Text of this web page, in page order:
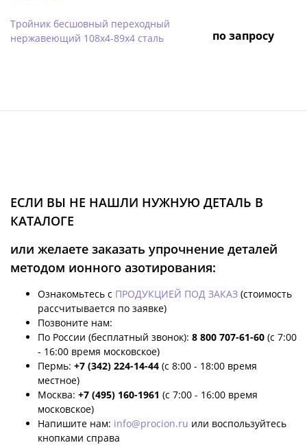
Тройник бесшовный переходный
нержавеющий 108х4-89х4 сталь
по запросу
ЕСЛИ ВЫ НЕ НАШЛИ НУЖНУЮ ДЕТАЛЬ В
КАТАЛОГЕ
или желаете заказать упрочнение деталей
методом ионного азотирования:
Ознакомьтесь с ПРОДУКЦИЕЙ ПОД ЗАКАЗ (стоимость
рассчитывается по заявке)
Позвоните нам:
По России (бесплатный звонок): 8 800 707-61-60 (с 7:00
- 16:00 время московское)
Пермь: +7 (342) 224-14-44 (с 8:00 - 18:00 время
местное)
Москва: +7 (495) 160-1961 (с 7:00 - 16:00 время
московское)
Напишите нам: info@procion.ru или воспользуйтесь
кнопками справа